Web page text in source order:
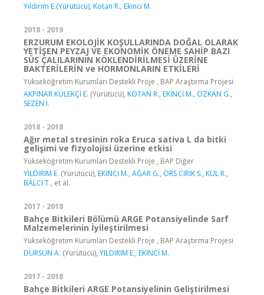
Yıldırım E.(Yürütücü), Kotan R., Ekinci M.
2018 - 2019
ERZURUM EKOLOJİK KOŞULLARINDA DOĞAL OLARAK
YETİŞEN PEYZAJ VE EKONOMİK ÖNEME SAHİP BAZI
SÜS ÇALILARININ KÖKLENDİRİLMESİ ÜZERİNE
BAKTERİLERİN ve HORMONLARIN ETKİLERİ
Yükseköğretim Kurumları Destekli Proje , BAP Araştırma Projesi
AKPINAR KÜLEKÇİ E. (Yürütücü), KOTAN R., EKİNCİ M., ÖZKAN G.,
SEZEN I.
2018 - 2018
Ağır metal stresinin roka Eruca sativa L da bitki
gelişimi ve fizyolojisi üzerine etkisi
Yükseköğretim Kurumları Destekli Proje , BAP Diğer
YILDIRIM E. (Yürütücü), EKİNCİ M., AĞAR G., ÖRS CIRIK S., KUL R.,
BALCI T., et al.
2017 - 2018
Bahçe Bitkileri Bölümü ARGE Potansiyelinde Sarf
Malzemelerinin İyileştirilmesi
Yükseköğretim Kurumları Destekli Proje , BAP Araştırma Projesi
DURSUN A. (Yürütücü), YILDIRIM E., EKİNCİ M.
2017 - 2018
Bahçe Bitkileri ARGE Potansiyelinin Geliştirilmesi